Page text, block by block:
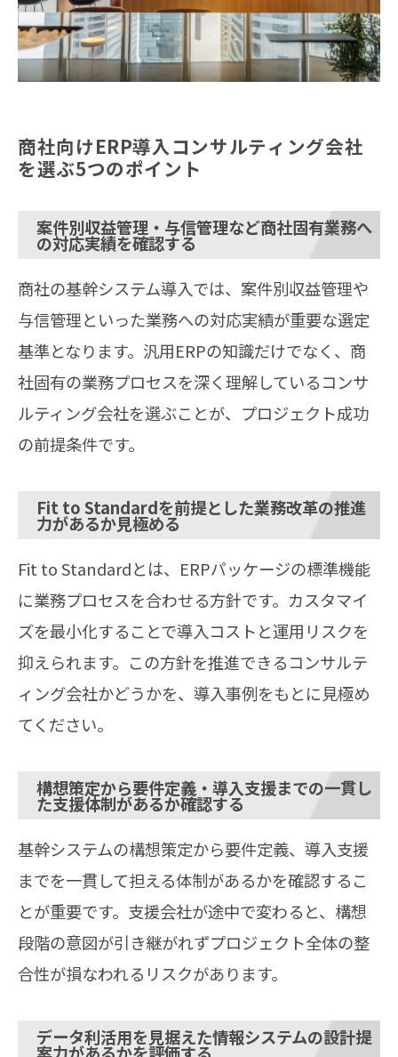
商社向けERP導入コンサルティング会社
を選ぶ5つのポイント
案件別収益管理・与信管理など商社固有業務へ
の対応実績を確認する
商社の基幹システム導入では、案件別収益管理や
与信管理といった業務への対応実績が重要な選定
基準となります。汎用ERPの知識だけでなく、商
社固有の業務プロセスを深く理解しているコンサ
ルティング会社を選ぶことが、プロジェクト成功
の前提条件です。
Fit to Standardを前提とした業務改革の推進
力があるか見極める
Fit to Standardとは、ERPパッケージの標準機能
に業務プロセスを合わせる方針です。カスタマイ
ズを最小化することで導入コストと運用リスクを
抑えられます。この方針を推進できるコンサルテ
ィング会社かどうかを、導入事例をもとに見極め
てください。
構想策定から要件定義・導入支援までの一貫し
た支援体制があるか確認する
基幹システムの構想策定から要件定義、導入支援
までを一貫して担える体制があるかを確認するこ
とが重要です。支援会社が途中で変わると、構想
段階の意図が引き継がれずプロジェクト全体の整
合性が損なわれるリスクがあります。
データ利活用を見据えた情報システムの設計提